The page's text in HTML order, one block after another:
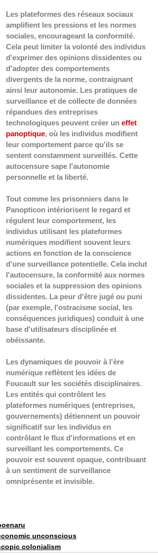
Les plateformes des réseaux sociaux
amplifient les pressions et les normes
sociales, encourageant la conformité.
Cela peut limiter la volonté des individus
d'exprimer des opinions dissidentes ou
d'adopter des comportements
divergents de la norme, contraignant
ainsi leur autonomie. Les pratiques de
surveillance et de collecte de données
répandues des entreprises
technologiques peuvent créer un effet
panoptique, où les individus modifient
leur comportement parce qu'ils se
sentent constamment surveillés. Cette
autocensure sape l'autonomie
personnelle et la liberté.
Tout comme les prisonniers dans le
Panopticon intériorisent le regard et
régulent leur comportement, les
individus utilisant les plateformes
numériques modifient souvent leurs
actions en fonction de la conscience
d'une surveillance potentielle. Cela inclut
l'autocensure, la conformité aux normes
sociales et la suppression des opinions
dissidentes. La peur d'être jugé ou puni
(par exemple, l'ostracisme social, les
conséquences juridiques) conduit à une
base d'utilisateurs disciplinée et
obéissante.
Les dynamiques de pouvoir à l'ère
numérique reflètent les idées de
Foucault sur les sociétés disciplinaires.
Les entités qui contrôlent les
plateformes numériques (entreprises,
gouvernements) détiennent un pouvoir
significatif sur les individus en
contrôlant le flux d'informations et en
surveillant les comportements. Ce
pouvoir est souvent opaque, contribuant
à un sentiment de surveillance
omniprésente et invisible.
unconscious
colonialism